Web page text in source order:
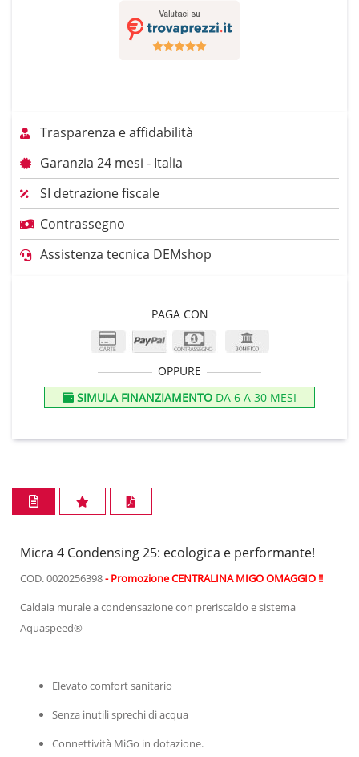
Trasparenza e affidabilità
Garanzia 24 mesi - Italia
SI detrazione fiscale
Contrassegno
Assistenza tecnica DEMshop
PAGA CON
OPPURE
SIMULA FINANZIAMENTO DA 6 A 30 MESI
Micra 4 Condensing 25: ecologica e performante!
COD. 0020256398- Promozione CENTRALINA MIGO OMAGGIO !!
Caldaia murale a condensazione con preriscaldo e sistema
Aquaspeed®
Elevato comfort sanitario
Senza inutili sprechi di acqua
Connettività MiGo in dotazione.